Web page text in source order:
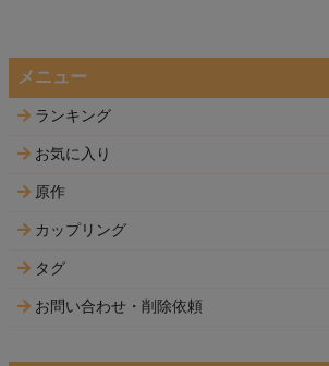
メニュー
ランキング
お気に入り
原作
カップリング
タグ
お問い合わせ・削除依頼